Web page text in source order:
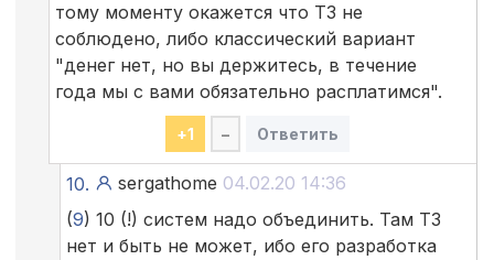
тому моменту окажется что ТЗ не
соблюдено, либо классический вариант
"денег нет, но вы держитесь, в течение
года мы с вами обязательно расплатимся".
+1 – Ответить
10. sergathome 04.02.20 14:36
(9) 10 (!) систем надо объединить. Там ТЗ
нет и быть не может, ибо его разработка